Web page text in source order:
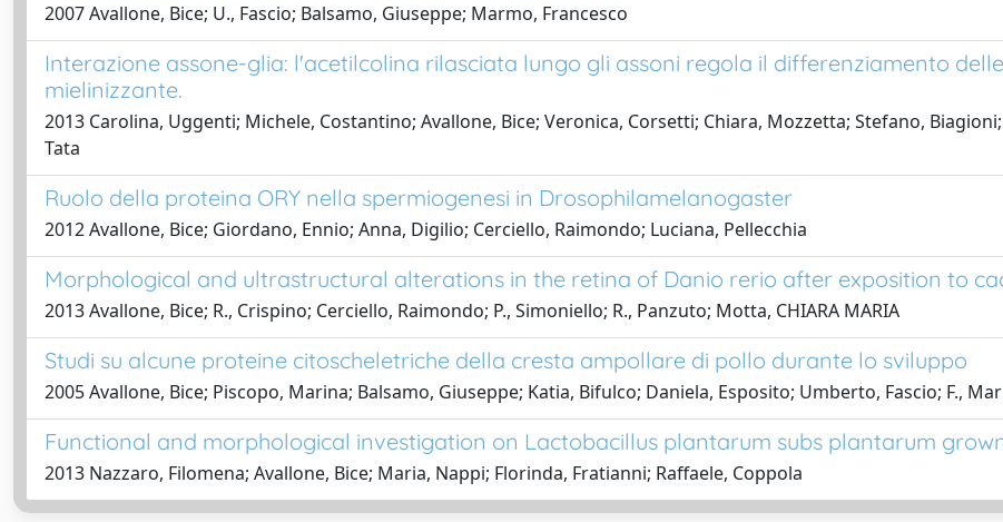
2007 Avallone, Bice; U., Fascio; Balsamo, Giuseppe; Marmo, Francesco
Interazione assone-glia: l'acetilcolina rilasciata lungo gli assoni regola il differenziamento
mielinizzante.
2013 Carolina, Uggenti; Michele, Costantino; Avallone, Bice; Veronica, Corsetti; Chiara, Mozzetta; Stefano,
Tata
Ruolo della proteina ORY nella spermiogenesi in Drosophilamelanogaster
2012 Avallone, Bice; Giordano, Ennio; Anna, Digilio; Cerciello, Raimondo; Luciana, Pellecchia
Morphological and ultrastructural alterations in the retina of Danio rerio after exposition to
2013 Avallone, Bice; R., Crispino; Cerciello, Raimondo; P., Simoniello; R., Panzuto; Motta, CHIARA MARIA
Studi su alcune proteine citoscheletriche della cresta ampollare di pollo durante lo sviluppo
2005 Avallone, Bice; Piscopo, Marina; Balsamo, Giuseppe; Katia, Bifulco; Daniela, Esposito; Umberto, Fascio; F.,
Functional and morphological investigation on Lactobacillus plantarum subs plantarum
2013 Nazzaro, Filomena; Avallone, Bice; Maria, Nappi; Florinda, Fratianni; Raffaele, Coppola